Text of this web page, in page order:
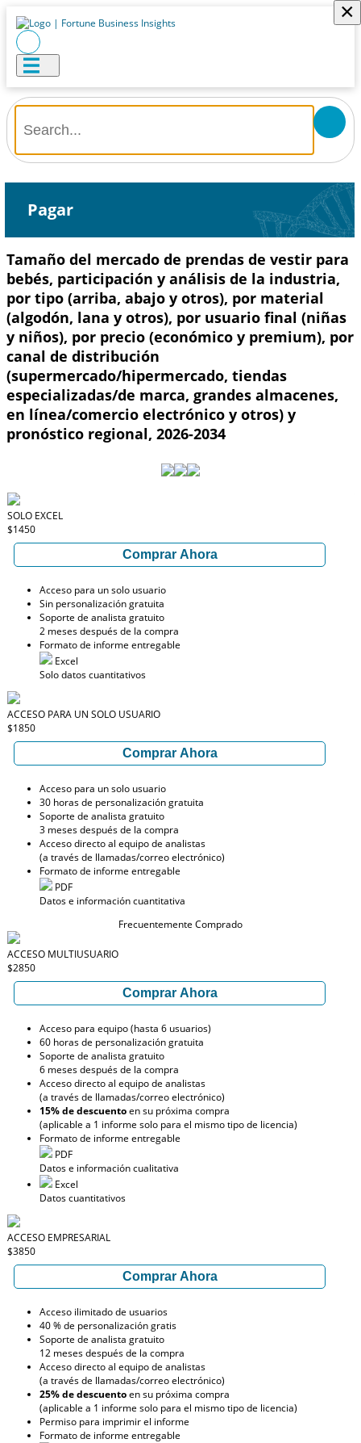
×
Pagar
Tamaño del mercado de prendas de vestir para
bebés, participación y análisis de la industria,
por tipo (arriba, abajo y otros), por material
(algodón, lana y otros), por usuario final (niñas
y niños), por precio (económico y premium), por
canal de distribución
(supermercado/hipermercado, tiendas
especializadas/de marca, grandes almacenes,
en línea/comercio electrónico y otros) y
pronóstico regional, 2026-2034
SOLO EXCEL
$1450
Comprar Ahora
Acceso para un solo usuario
Sin personalización gratuita
Soporte de analista gratuito
2 meses después de la compra
Formato de informe entregable
Excel
Solo datos cuantitativos
ACCESO PARA UN SOLO USUARIO
$1850
Comprar Ahora
Acceso para un solo usuario
30 horas de personalización gratuita
Soporte de analista gratuito
3 meses después de la compra
Acceso directo al equipo de analistas
(a través de llamadas/correo electrónico)
Formato de informe entregable
PDF
Datos e información cuantitativa
Frecuentemente Comprado
ACCESO MULTIUSUARIO
$2850
Comprar Ahora
Acceso para equipo (hasta 6 usuarios)
60 horas de personalización gratuita
Soporte de analista gratuito
6 meses después de la compra
Acceso directo al equipo de analistas
(a través de llamadas/correo electrónico)
15% de descuentoen su próxima compra
(aplicable a 1 informe solo para el mismo tipo de licencia)
Formato de informe entregable
PDF
Datos e información cualitativa
Excel
Datos cuantitativos
ACCESO EMPRESARIAL
$3850
Comprar Ahora
Acceso ilimitado de usuarios
40 % de personalización gratis
Soporte de analista gratuito
12 meses después de la compra
Acceso directo al equipo de analistas
(a través de llamadas/correo electrónico)
25% de descuentoen su próxima compra
(aplicable a 1 informe solo para el mismo tipo de licencia)
Permiso para imprimir el informe
Formato de informe entregable